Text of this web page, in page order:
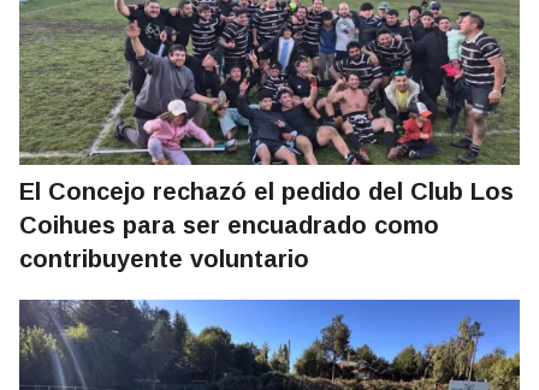
El Concejo rechazó el pedido del Club Los
Coihues para ser encuadrado como
contribuyente voluntario